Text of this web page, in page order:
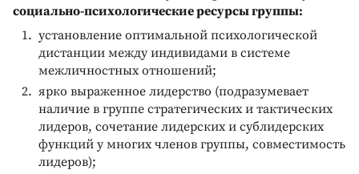
социально-психологические ресурсы группы:
установление оптимальной психологической
дистанции между индивидами в системе
межличностных отношений;
ярко выраженное лидерство (подразумевает
наличие в группе стратегических и тактических
лидеров, сочетание лидерских и сублидерских
функций у многих членов группы, совместимость
лидеров);